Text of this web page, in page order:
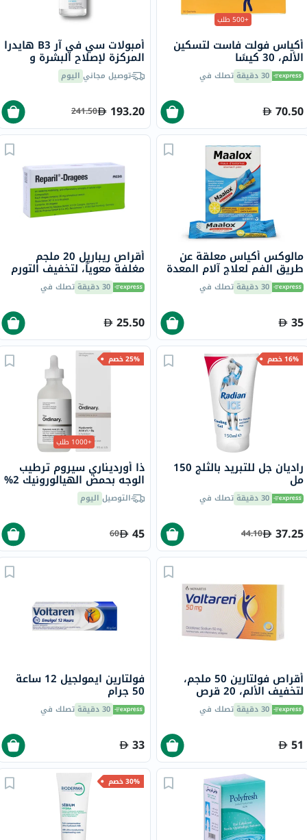
+500 طلب
أكياس فولت فاست لتسكين
الألم، 30 كيسًا
30 دقيقة تصلك في
70.50
أمبولات سي في آر B3 هايدرا
المركزة لإصلاح البشرة و
مضادة للتجاعيد - 30 مل
توصيل مجاني اليوم
193.20
241.50
مالوكس أكياس معلقة عن
طريق الفم لعلاج آلام المعدة
والحموضة المعوية بنكهة
الليمون، حزمة 20 كيس
30 دقيقة تصلك في
35
أقراص ريباريِل 20 ملجم
مغلفة معوياً، لتخفيف التورم
والاحتباس، 40 قطعة
30 دقيقة تصلك في
25.50
16% خصم
راديان جل للتبريد بالثلج 150
مل
30 دقيقة تصلك في
37.25
44.10
25% خصم
+1000 طلب
ذا أورديناري سيروم ترطيب
الوجه بحمض الهيالورونيك 2%
وفيتامين ب5 والسيراميد ذو
أساس مائي 30 مل
التوصيل اليوم
45
60
أقراص فولتارين 50 ملجم،
لتخفيف الألم، 20 قرص
30 دقيقة تصلك في
51
فولتارين ايمولجيل 12 ساعة
50 جرام
30 دقيقة تصلك في
33
30% خصم